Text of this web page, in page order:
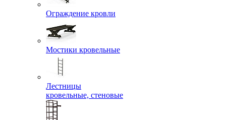
Ограждение кровли
Мостики кровельные
Лестницы
кровельные, стеновые